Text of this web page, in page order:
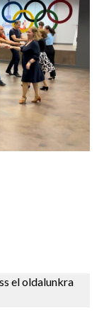
el oldalunkra